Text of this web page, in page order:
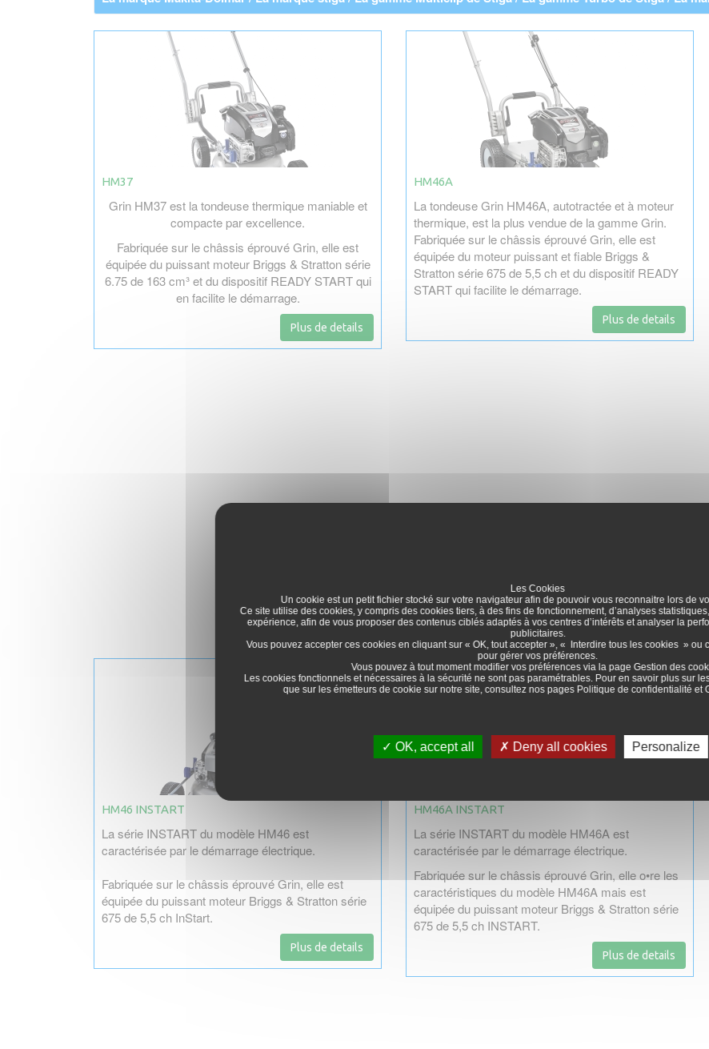
HM37
Grin HM37 est la tondeuse thermique maniable et
compacte par excellence.
Fabriquée sur le châssis éprouvé Grin, elle est
équipée du puissant moteur Briggs & Stratton série
6.75 de 163 cm³ et du dispositif READY START qui
en facilite le démarrage.
Plus de details
HM46A
La tondeuse Grin HM46A, autotractée et à moteur
thermique, est la plus vendue de la gamme Grin.
Fabriquée sur le châssis éprouvé Grin, elle est
équipée du moteur puissant et fiable Briggs &
Stratton série 675 de 5,5 ch et du dispositif READY
START qui facilite le démarrage.
Plus de details
HM46 INSTART
La série INSTART du modèle HM46 est
caractérisée par le démarrage électrique.
Fabriquée sur le châssis éprouvé Grin, elle est
équipée du puissant moteur Briggs & Stratton série
675 de 5,5 ch InStart.
Plus de details
HM46A INSTART
La série INSTART du modèle HM46A est
caractérisée par le démarrage électrique.
Fabriquée sur le châssis éprouvé Grin, elle o•re les
caractéristiques du modèle HM46A mais est
équipée du puissant moteur Briggs & Stratton série
675 de 5,5 ch INSTART.
Plus de details
Les Cookies
Un cookie est un petit fichier stocké sur votre navigateur afin de pouvoir vous reconnaitre lors de
Ce site utilise des cookies, y compris des cookies tiers, à des fins de fonctionnement, d’analyses
expérience, afin de vous proposer des contenus ciblés adaptés à vos centres d’intérêts et analyser la
publicitaires.
Vous pouvez accepter ces cookies en cliquant sur « OK, tout accepter », « Interdire tous les cookies » ou
pour gérer vos préférences.
Vous pouvez à tout moment modifier vos préférences via la page Gestion des
Les cookies fonctionnels et nécessaires à la sécurité ne sont pas paramétrables. Pour en savoir plus sur
que sur les émetteurs de cookie sur notre site, consultez nos pages Politique de confidentialité et
OK, accept all Deny all cookies Personalize